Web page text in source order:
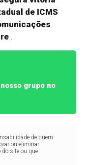
de ICMS
.
grupo no
de quem
ou eliminar
site ou que